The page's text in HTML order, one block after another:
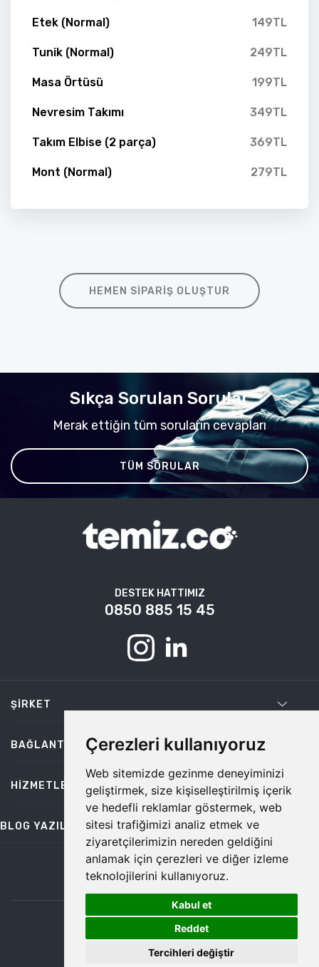
Çerezleri kullanıyoruz
Web sitemizde gezinme deneyiminizi
geliştirmek, size kişiselleştirilmiş içerik
ve hedefli reklamlar göstermek, web
sitesi trafiğimizi analiz etmek ve
ziyaretçilerimizin nereden geldiğini
anlamak için çerezleri ve diğer izleme
teknolojilerini kullanıyoruz.
Kabul et
Reddet
Tercihleri değiştir
Etek (Normal) 149TL
Tunik (Normal) 249TL
Masa Örtüsü 199TL
Nevresim Takımı 349TL
Takım Elbise (2 parça) 369TL
Mont (Normal) 279TL
HEMEN SIPARIŞ OLUŞTUR
Sıkça Sorulan Sorular
Merak ettiğin tüm soruların cevapları
TÜM SORULAR
DESTEK HATTIMIZ
0850 885 15 45
ŞIRKET
BAĞLANTILAR
HIZMETLER
BLOG YAZILARI
bilgi@temiz.co
©2026 Temiz, Her Hakkı Saklıdır.